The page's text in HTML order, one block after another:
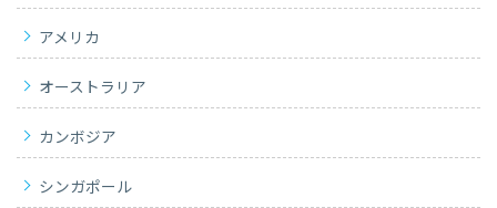
アメリカ
オーストラリア
カンボジア
シンガポール